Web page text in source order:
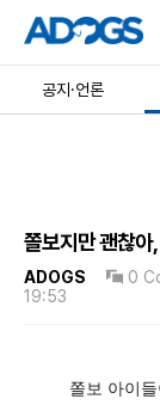
공지·언론
쫄보지만 괜찮아
ADOGS 0
19:53
쫄보 아이